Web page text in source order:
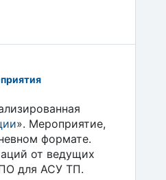
». Мероприятие,
формате.
от ведущих
ПО для АСУ ТП.